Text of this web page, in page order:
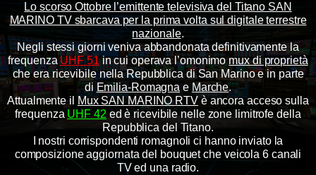
Lo scorso Ottobre l’emittente televisiva del Titano SAN
MARINO TV sbarcava per la prima volta sul digitale terrestre
nazionale.
Negli stessi giorni venivaabbandonata definitivamente la
frequenzaUHF 51in cui operava l’omonimo mux di proprietà
che era ricevibile nella Repubblica di San Marino e in parte
di Emilia-Romagna e Marche.
Attualmente il Mux SAN MARINO RTVè ancora acceso sulla
frequenza UHF 42 ed è ricevibile nelle zone limitrofe della
Repubblica del Titano.
I nostri corrispondenti romagnoli ci hanno inviato la
composizione aggiornata del bouquetche veicola 6 canali
TV ed una radio.